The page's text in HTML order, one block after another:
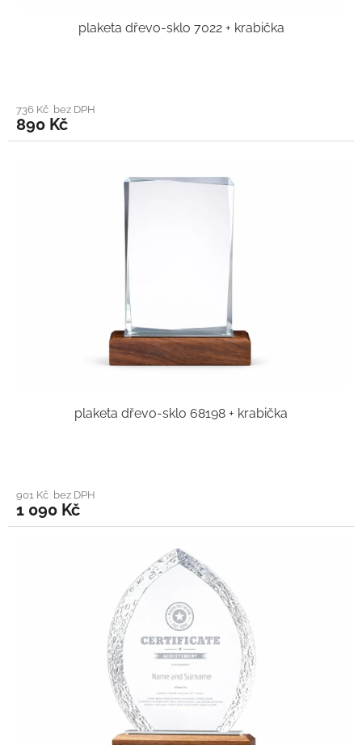
plaketa dřevo-sklo 7022 + krabička
736 Kč bez DPH
890 Kč
plaketa dřevo-sklo 68198 + krabička
901 Kč bez DPH
1 090 Kč